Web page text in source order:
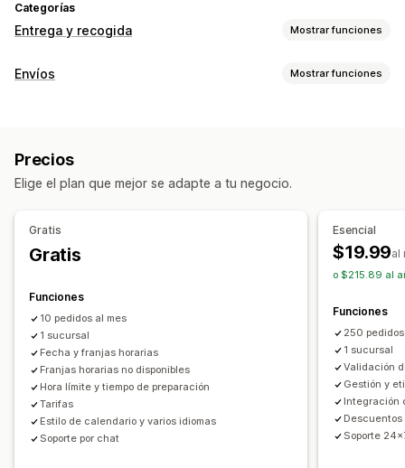
Categorías
Entrega y recogida Mostrar funciones
Opciones de entrega
Planificación de rutas
Validación de direcciones Etiquetas de envíos
Opciones de recogida
Múltiples sucursales
Tiempos de preparación
Límites de pedido
Seguimiento en tiempo real
Notificaciones de SMS Mapa de entregas
Notificaciones de correo electrónico
Seguimiento de pedidos Prueba de entrega
Optimización de rutas
Envíos Mostrar funciones
Validación de direcciones
Etiquetas de devolución
Embalaje Listas de recogida
Sincronización de pedidos
Selección de empresa de transportes
Tarifas de envío
Gestión de envíos
Sincronización de pedidos
Seguimiento en tiempo real
Notificaciones de correo electrónico
Actualizaciones de pedidos
Precios
Elige el plan que mejor se adapte a tu negocio.
Gratis
Gratis
Funciones
10 pedidos al mes
1 sucursal
Fecha y franjas horarias
Franjas horarias no disponibles
Hora límite y tiempo de preparación
Tarifas
Estilo de calendario y varios idiomas
Soporte por chat
Esencial
$19.99al
o $215.89 al
Funciones
250
1 sucursal
Validación
Gestión y
Integración
Soporte